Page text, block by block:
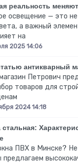
реальность
освещение — это
а важный
на
2025 14:06
антикварный
Петрович
товаров для
2024 14:18
ПВХ в Минске?